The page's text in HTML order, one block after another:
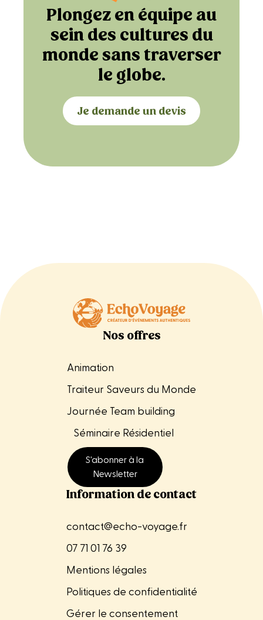
Plongez en équipe au
sein des cultures du
monde sans traverser
le globe.
Je demande un devis
Nos offres
Animation
Traiteur Saveurs du Monde
Journée Team building
Séminaire Résidentiel
S'abonner à la
Newsletter
Information de contact
contact@echo-voyage.fr
07 71 01 76 39
Mentions légales
Politiques de confidentialité
Gérer le consentement